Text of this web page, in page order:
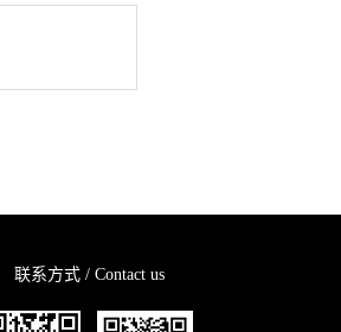
联系方式 / Contact us